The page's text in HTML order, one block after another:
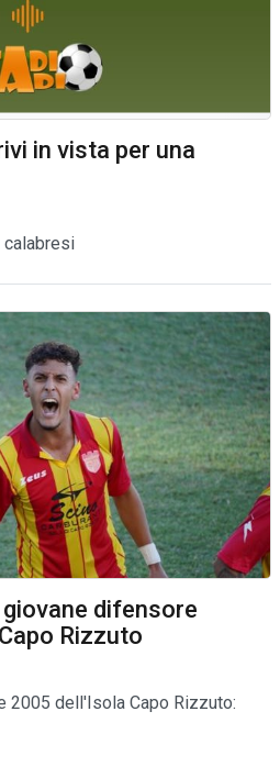
in vista per una
calabresi
difensore
Rizzuto
2005 dell'Isola Capo Rizzuto: